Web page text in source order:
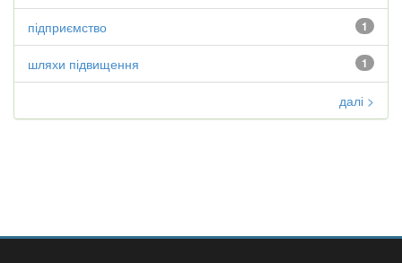
1
підприємство
1
шляхи підвищення
далі >